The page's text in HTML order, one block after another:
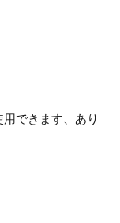
できます、あり